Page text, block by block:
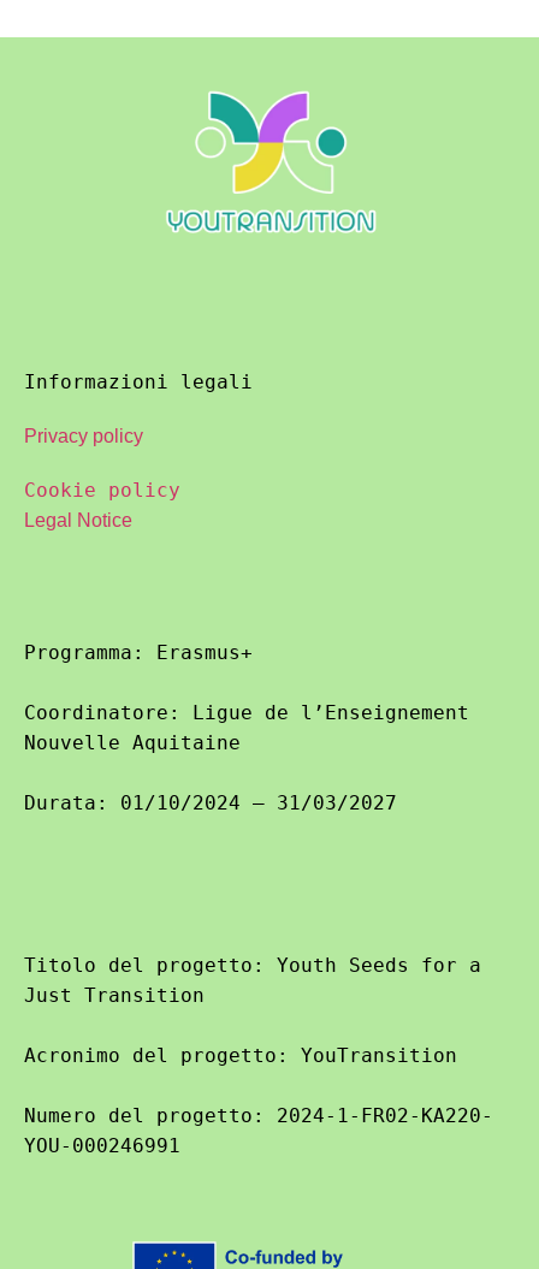
Informazioni legali
Privacy policy
Cookie policy
Legal Notice
Programma: Erasmus+
Coordinatore: Ligue de l’Enseignement
Nouvelle Aquitaine
Durata: 01/10/2024 – 31/03/2027
Titolo del progetto: Youth Seeds for a
Just Transition
Acronimo del progetto: YouTransition
Numero del progetto: 2024-1-FR02-KA220-
YOU-000246991